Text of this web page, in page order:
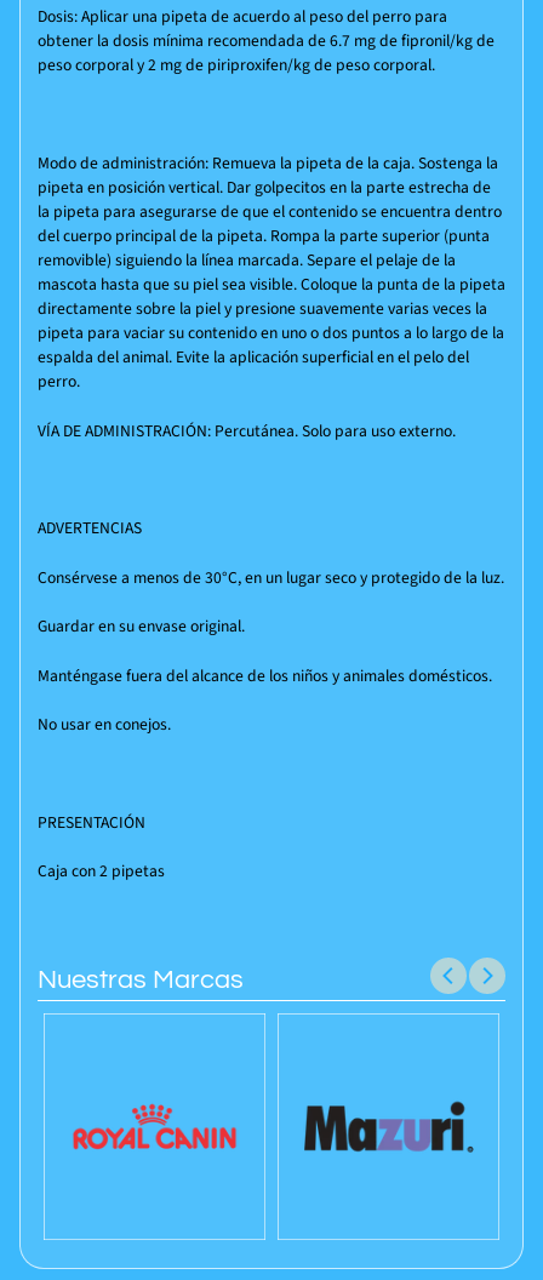
Dosis:Aplicar una pipeta de acuerdo al peso del perro para
obtener la dosis mínima recomendada de 6.7 mg de fipronil/kg de
peso corporal y 2 mg de piriproxifen/kg de peso corporal.
Modo de administración:Remueva la pipeta de la caja. Sostenga la
pipeta en posición vertical. Dar golpecitos en la parte estrecha de
la pipeta para asegurarse de que el contenido se encuentra dentro
del cuerpo principal de la pipeta. Rompa la parte superior (punta
removible) siguiendo la línea marcada. Separe el pelaje de la
mascota hasta que su piel sea visible. Coloque la punta de la pipeta
directamente sobre la piel y presione suavemente varias veces la
pipeta para vaciar su contenido en uno o dos puntos a lo largo de la
espalda del animal. Evite la aplicación superficial en el pelo del
perro.
VÍA DE ADMINISTRACIÓN:Percutánea. Solo para uso externo.
ADVERTENCIAS
Consérvese a menos de 30°C, en un lugar seco y protegido de la luz.
Guardar en su envase original.
Manténgase fuera del alcance de los niños y animales domésticos.
No usar en conejos.
PRESENTACIÓN
Caja con 2 pipetas
Nuestras Marcas